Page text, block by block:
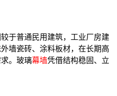
于普通民用建筑，工业厂房建
墙瓷砖、涂料板材，在长期高
。玻璃幕墙凭借结构稳固、立